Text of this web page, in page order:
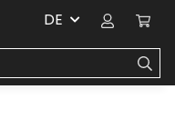
DE